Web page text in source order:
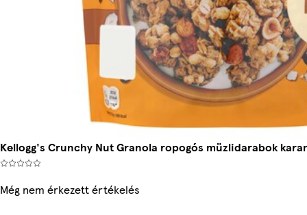
Kellogg's Crunchy Nut Granola ropogós müzlidarabok
Még nem érkezett értékelés